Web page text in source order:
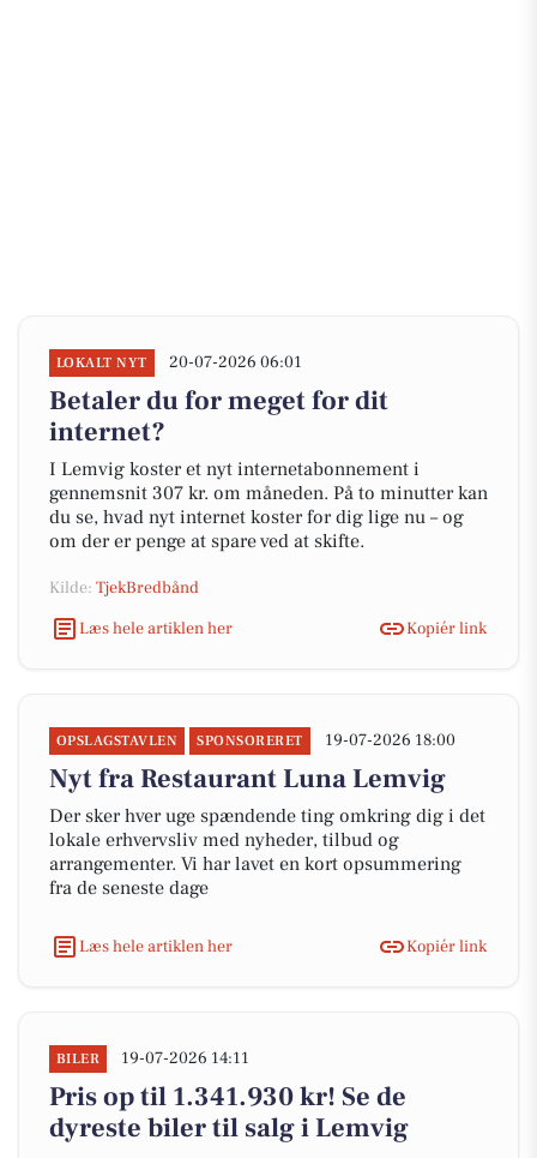
LOKALT NYT 20-07-2026 06:01
Betaler du for meget for dit
internet?
I Lemvig koster et nyt internetabonnement i
gennemsnit 307 kr. om måneden. På to minutter kan
du se, hvad nyt internet koster for dig lige nu – og
om der er penge at spare ved at skifte.
Kilde: TjekBredbånd
Læs hele artiklen her
Kopiér link
OPSLAGSTAVLEN SPONSORERET 19-07-2026 18:00
Nyt fra Restaurant Luna Lemvig
Der sker hver uge spændende ting omkring dig i det
lokale erhvervsliv med nyheder, tilbud og
arrangementer. Vi har lavet en kort opsummering
fra de seneste dage
Læs hele artiklen her Kopiér link
BILER 19-07-2026 14:11
Pris op til 1.341.930 kr! Se de
dyreste biler til salg i Lemvig